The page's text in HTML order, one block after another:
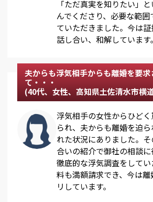
「ただ真実を知りたい」
んでくださり、必要な範囲
ていただきました。今は
話し合い、和解しています。
夫からも浮気相手からも離婚を要求
て・・・
(40代、女性、高知県土佐清水市横
浮気相手の女性からひど
られ、夫からも離婚を迫
れた状況にありました。そ
合いの紹介で御社の相談に
徹底的な浮気調査をして
料も満額請求でき、今は
リしています。